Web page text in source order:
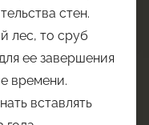
стен.
лес, то сруб
ее завершения
времени.
вставлять